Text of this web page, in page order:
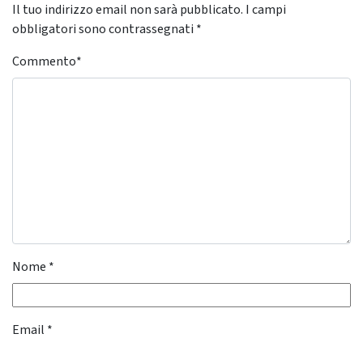
Il tuo indirizzo email non sarà pubblicato. I campi
obbligatori sono contrassegnati *
Commento*
Nome *
Email *